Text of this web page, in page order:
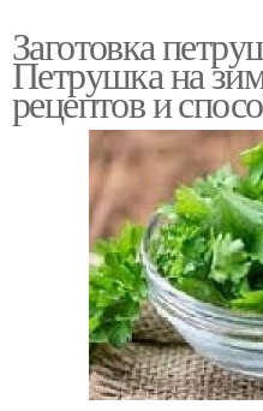
Заготовка
Петрушка на
рецептов и